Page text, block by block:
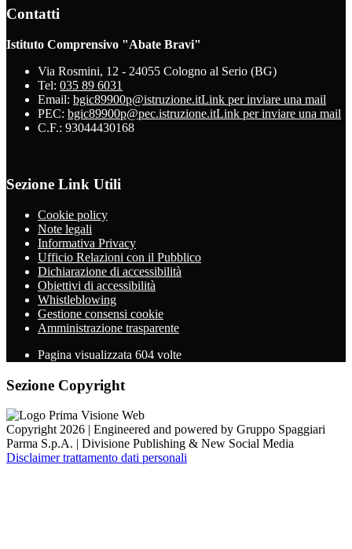
Contatti
Istituto Comprensivo "Abate Bravi"
Via Rosmini, 12 - 24055 Cologno al Serio (BG)
Tel: 035 89 6031
Email: bgic89900p@istruzione.itLink per inviare una mail
PEC: bgic89900p@pec.istruzione.itLink per inviare una mail
C.F.: 93044430168
Sezione Link Utili
Cookie policy
Note legali
Informativa Privacy
Ufficio Relazioni con il Pubblico
Dichiarazione di accessibilità
Obiettivi di accessibilità
Whistleblowing
Gestione consensi cookie
Amministrazione trasparente
Pagina visualizzata 604 volte
Sezione Copyright
Copyright 2026 | Engineered and powered by Gruppo Spaggiari
Parma S.p.A. | Divisione Publishing & New Social Media
Disclaimer trattamento dati personali